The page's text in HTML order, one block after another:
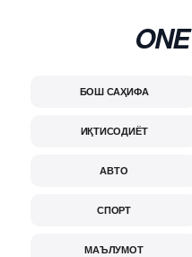
БОШ САҲИФА
ИҚТИСОДИЁТ
АВТО
СПОРТ
МАЪЛУМОТ